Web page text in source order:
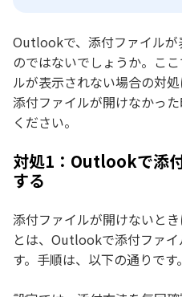
Outlookで、添付ファイルが
のではないでしょうか。こ
ルが表示されない場合の対
添付ファイルが開けなかっ
ください。
対処1：Outlookで添
する
添付ファイルが開けないと
とは、Outlookで添付ファ
す。手順は、以下の通りです。